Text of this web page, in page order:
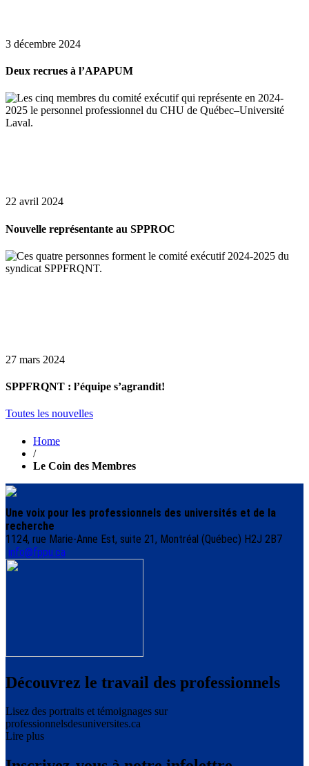
3 décembre 2024
Deux recrues à l’APAPUM
22 avril 2024
Nouvelle représentante au SPPROC
27 mars 2024
SPPFRQNT : l’équipe s’agrandit!
Toutes les nouvelles
Home
/
Le Coin des Membres
Une voix pour les professionnels des universités et de la
recherche
1124, rue Marie-Anne Est, suite 21, Montréal (Québec) H2J 2B7
info@fppu.ca
Découvrez le travail des professionnels
Lisez des portraits et témoignages sur
professionnelsdesuniversites.ca
Lire plus